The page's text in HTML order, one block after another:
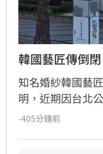
韓國藝匠傳倒
知名婚紗韓國藝
明，近期因台北
「出現重大調整
-405分鐘前